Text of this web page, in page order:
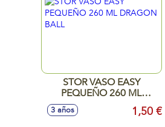
STOR VASO EASY
PEQUEÑO 260 ML
DRAGON BALL
3 años 1,50 €